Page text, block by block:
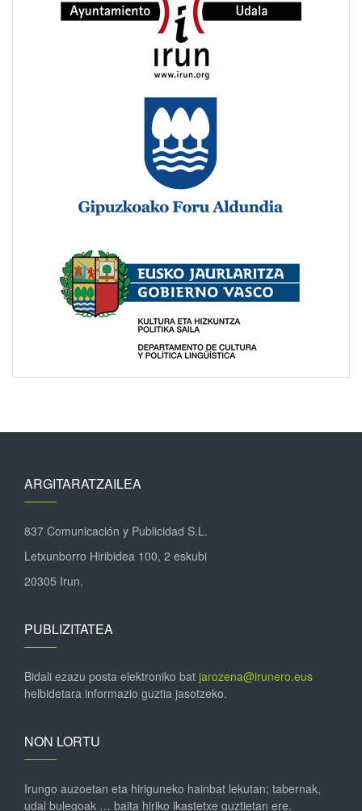
ARGITARATZAILEA
837 Comunicación y Publicidad S.L.
Letxunborro Hiribidea 100, 2 eskubi
20305 Irun.
PUBLIZITATEA
Bidali ezazu posta elektroniko bat jarozena@irunero.eus
helbidetara informazio guztia jasotzeko.
NON LORTU
Irungo auzoetan eta hiriguneko hainbat lekutan; tabernak,
udal bulegoak … baita hiriko ikastetxe guztietan ere.